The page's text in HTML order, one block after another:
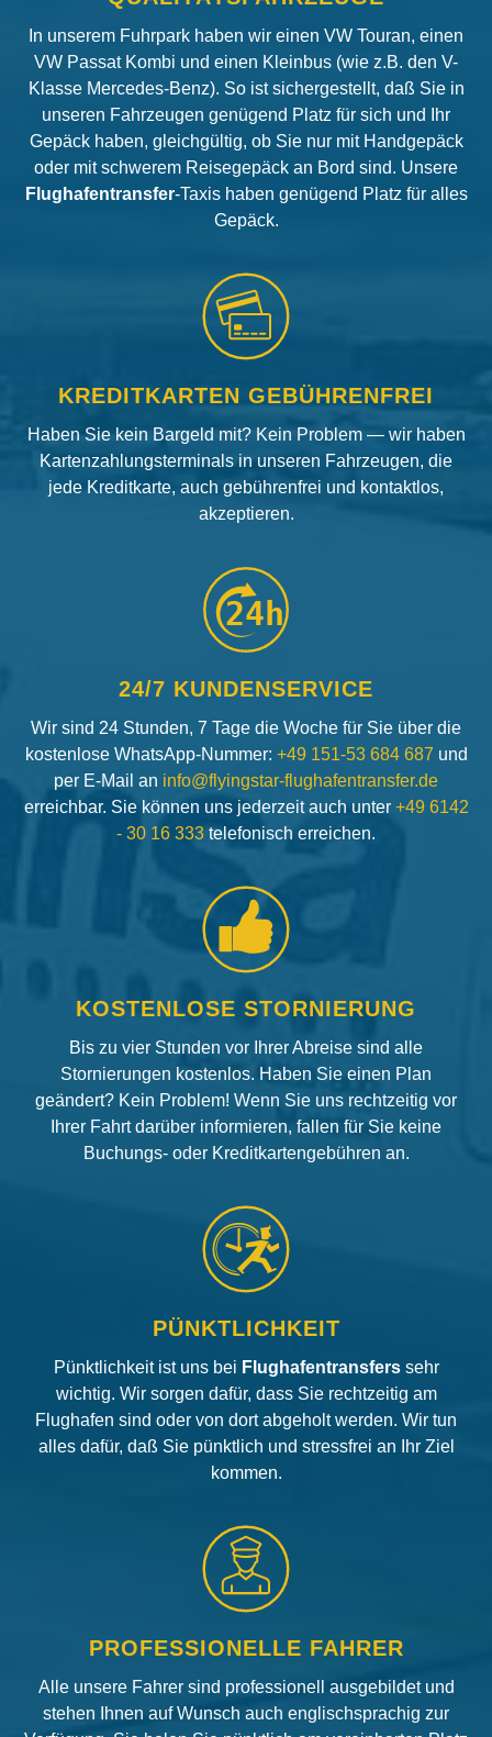
In unserem Fuhrpark haben wir einen VW Touran, einen
VW Passat Kombi und einen Kleinbus (wie z.B. den V-
Klasse Mercedes-Benz). So ist sichergestellt, daß Sie in
unseren Fahrzeugen genügend Platz für sich und Ihr
Gepäck haben, gleichgültig, ob Sie nur mit Handgepäck
oder mit schwerem Reisegepäck an Bord sind. Unsere
Flughafentransfer-Taxis haben genügend Platz für alles
Gepäck.
KREDITKARTEN GEBÜHRENFREI
Haben Sie kein Bargeld mit? Kein Problem — wir haben
Kartenzahlungsterminals in unseren Fahrzeugen, die
jede Kreditkarte, auch gebührenfrei und kontaktlos,
akzeptieren.
24h
24/7 KUNDENSERVICE
Wir sind 24 Stunden, 7 Tage die Woche für Sie über die
kostenlose WhatsApp-Nummer: +49 151-53 684 687 und
per E-Mail an info@flyingstar-flughafentransfer.de
erreichbar. Sie können uns jederzeit auch unter +49 6142
- 30 16 333 telefonisch erreichen.
KOSTENLOSE STORNIERUNG
Bis zu vier Stunden vor Ihrer Abreise sind alle
Stornierungen kostenlos. Haben Sie einen Plan
geändert? Kein Problem! Wenn Sie uns rechtzeitig vor
Ihrer Fahrt darüber informieren, fallen für Sie keine
Buchungs- oder Kreditkartengebühren an.
PÜNKTLICHKEIT
Pünktlichkeit ist uns bei Flughafentransfers sehr
wichtig. Wir sorgen dafür, dass Sie rechtzeitig am
Flughafen sind oder von dort abgeholt werden. Wir tun
alles dafür, daß Sie pünktlich und stressfrei an Ihr Ziel
kommen.
PROFESSIONELLE FAHRER
Alle unsere Fahrer sind professionell ausgebildet und
stehen Ihnen auf Wunsch auch englischsprachig zur